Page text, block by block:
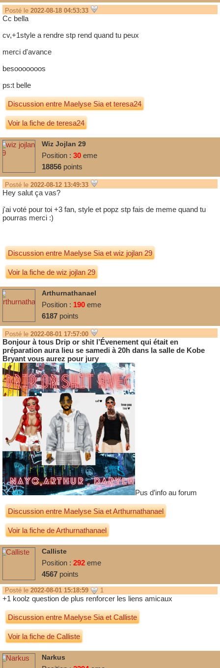
Posté le 2022-08-18 04:53:33
Cc bella
cv,+1style a rendre stp rend quand tu peux
merci d'avance
besooooooos
ps:t belle
Discussion entreMaelyse Siaetteresa24
Voir la fiche de teresa24
Wiz Jojlan 29
Position : 30 eme
18856 points
Posté le 2022-08-12 13:49:33
Hey salut ça vas?
j'ai voté pour toi +3 fan, style et popz stp fais de meme quand tu
pourras merci :)
Discussion entreMaelyse Siaetwiz jojlan 29
Voir la fiche de wiz jojlan 29
Arthurnathanael
Position : 190 eme
6187 points
Posté le 2022-08-01 17:57:00
Bonjour à tous Drip or shit l’Évenement qui était en
préparation aura lieu se samedi à 20h dans la salle de Kobe
Bryant vous aurez pour jury
Pus d’info au forum
Discussion entreMaelyse SiaetArthurnathanael
Voir la fiche de Arthurnathanael
Calliste
Position : 292 eme
4567 points
Posté le 2022-08-01 15:18:59 1
+1 koolz question de plus renforcer les liens amicaux
Discussion entreMaelyse SiaetCalliste
Voir la fiche de Calliste
Narkus